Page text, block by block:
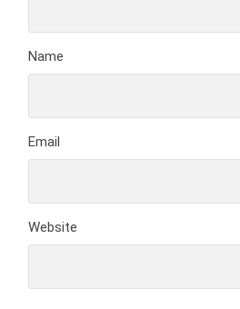
Name
Email
Website